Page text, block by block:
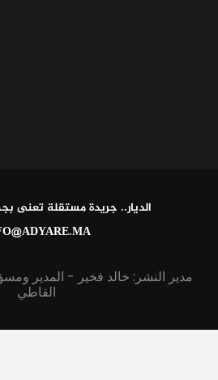
الديار.. جريدة مستقلة تعنى
مدير النشر: خالد فخير - المدير
القاطي